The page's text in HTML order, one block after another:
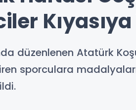
Kıyasıya
düzenlenen Atatürk
sporculara